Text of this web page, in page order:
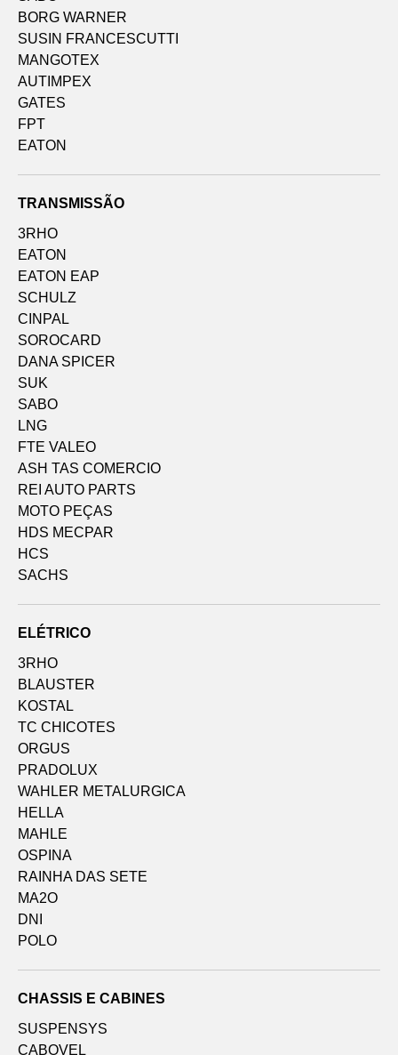
BORG WARNER
SUSIN FRANCESCUTTI
MANGOTEX
AUTIMPEX
GATES
FPT
EATON
TRANSMISSÃO
3RHO
EATON
EATON EAP
SCHULZ
CINPAL
SOROCARD
DANA SPICER
SUK
SABO
LNG
FTE VALEO
ASH TAS COMERCIO
REI AUTO PARTS
MOTO PEÇAS
HDS MECPAR
HCS
SACHS
ELÉTRICO
3RHO
BLAUSTER
KOSTAL
TC CHICOTES
ORGUS
PRADOLUX
WAHLER METALURGICA
HELLA
MAHLE
OSPINA
RAINHA DAS SETE
MA2O
DNI
POLO
CHASSIS E CABINES
SUSPENSYS
CABOVEL